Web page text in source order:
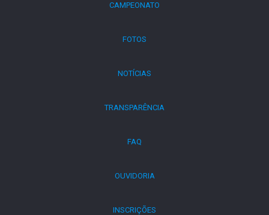
CAMPEONATO
FOTOS
NOTÍCIAS
TRANSPARÊNCIA
FAQ
OUVIDORIA
INSCRIÇÕES